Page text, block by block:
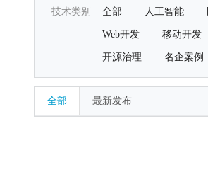
技术类别 全部 人工智能
Web开发 移动开发
开源治理 名企案例
全部 最新发布